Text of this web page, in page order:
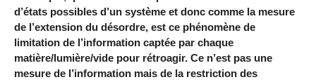
d’états possibles d’un système et donc comme la mesure
de l’extension du désordre, est ce phénomène de
limitation de l’information captée par chaque
matière/lumière/vide pour rétroagir. Ce n’est pas une
mesure de l’information mais de la restriction des